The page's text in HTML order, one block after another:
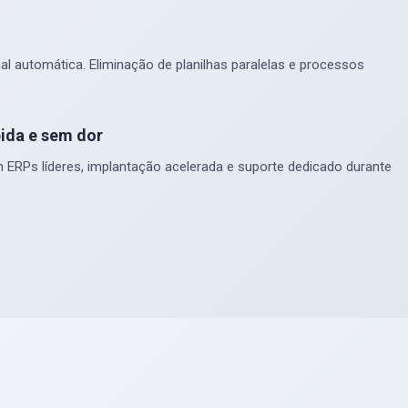
automática. Eliminação de planilhas paralelas e processos
e sem dor
líderes, implantação acelerada e suporte dedicado durante